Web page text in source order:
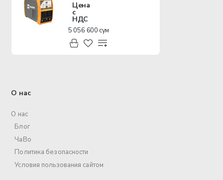
Цена
с
НДС
5 056 600 сум
О нас
О нас
Блог
ЧаВо
Политика безопасности
Условия пользования сайтом